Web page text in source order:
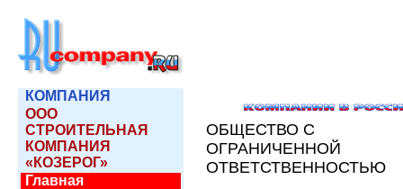
КОМПАНИЯ
ООО
СТРОИТЕЛЬНАЯ
КОМПАНИЯ
«КОЗЕРОГ»
Главная
ОБЩЕСТВО С
ОГРАНИЧЕННОЙ
ОТВЕТСТВЕННОСТЬЮ